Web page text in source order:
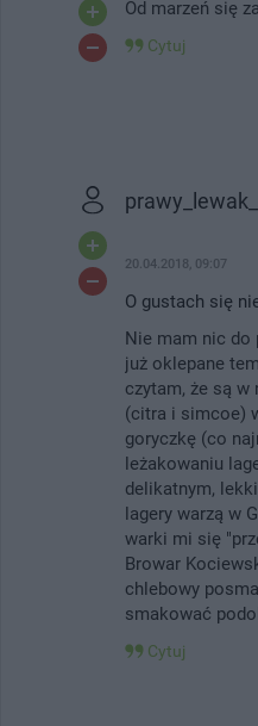
Od marzeń się
Cytuj
20.04.2018, 09:07
O gustach się
Nie mam nic do
już oklepane
czytam, że są
(citra i simcoe)
goryczkę (co
leżakowaniu
delikatnym,
lagery warzą w
warki mi się
Browar
chlebowy
smakować
Cytuj